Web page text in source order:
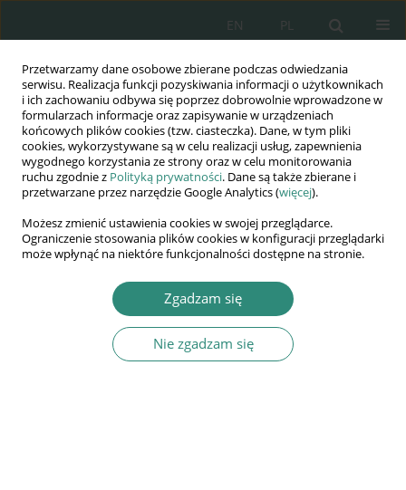
Przetwarzamy dane osobowe zbierane podczas odwiedzania
serwisu. Realizacja funkcji pozyskiwania informacji o użytkownikach
i ich zachowaniu odbywa się poprzez dobrowolnie wprowadzone w
formularzach informacje oraz zapisywanie w urządzeniach
końcowych plików cookies (tzw. ciasteczka). Dane, w tym pliki
cookies, wykorzystywane są w celu realizacji usług, zapewnienia
wygodnego korzystania ze strony oraz w celu monitorowania
ruchu zgodnie z Polityką prywatności. Dane są także zbierane i
przetwarzane przez narzędzie Google Analytics (więcej).
Możesz zmienić ustawienia cookies w swojej przeglądarce.
Ograniczenie stosowania plików cookies w konfiguracji przeglądarki
może wpłynąć na niektóre funkcjonalności dostępne na stronie.
Zgadzam się
Nie zgadzam się
PL
EN
Wydawnictwo
AWSGE
Akademia Nauk Stosowanych
WSGE
im. Alcide De Gasperi
Słowo kluczowełowiectwo
Nowoczesne technologie informacyjne w służbie